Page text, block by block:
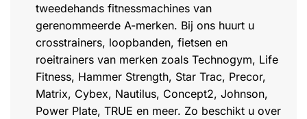
tweedehands fitnessmachines van
gerenommeerde A-merken. Bij ons huurt u
crosstrainers, loopbanden, fietsen en
roeitrainers van merken zoals Technogym, Life
Fitness, Hammer Strength, Star Trac, Precor,
Matrix, Cybex, Nautilus, Concept2, Johnson,
Power Plate, TRUE en meer. Zo beschikt u over